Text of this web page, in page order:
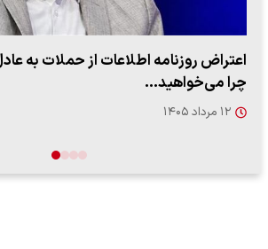
اطلاعات از حملات به عادل فردوسی‌پور /